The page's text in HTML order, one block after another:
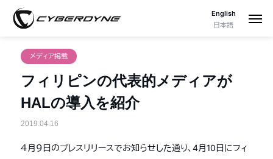
English
日本語
メディア掲載
フィリピンの代表的メディアが
HALの導入を紹介
2019.04.16
４月９日のプレスリリースでお知らせした通り、4月10日にフィ